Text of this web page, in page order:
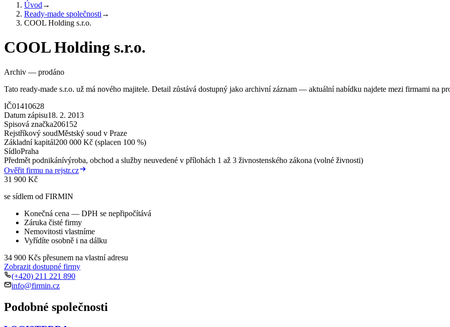
Úvod →
Ready-made společnosti →
COOL Holding s.r.o.
COOL Holding s.r.o.
Archiv — prodáno
Tato ready-made s.r.o. už má nového majitele. Detail zůstává dostupný jako archivní záznam — aktuální nabídku najdete mezi firmami na
IČ01410628
Datum zápisu18. 2. 2013
Spisová značka206152
Rejstříkový soudMěstský soud v Praze
Základní kapitál200 000 Kč (splacen 100 %)
SídloPraha
Předmět podnikánívýroba, obchod a služby neuvedené v přílohách 1 až 3 živnostenského zákona (volné živnosti)
Ověřit firmu na rejstr.cz
31 900 Kč
se sídlem od FIRMIN
Konečná cena — DPH se nepřipočítává
Záruka čisté firmy
Nemovitosti vlastníme
Vyřídíte osobně i na dálku
34 900 Kčs přesunem na vlastní adresu
Zobrazit dostupné firmy
(+420) 211 221 890
info@firmin.cz
Podobné společnosti